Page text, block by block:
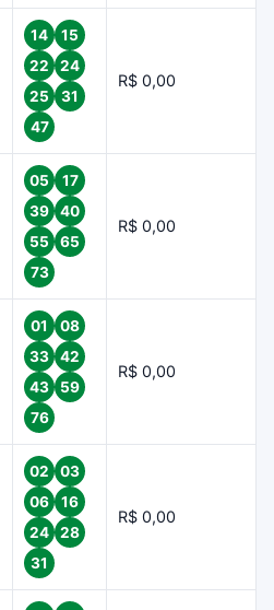
14
15
22
24
25
31
47
R$ 0,00
05
17
39
40
55
65
73
R$ 0,00
01
08
33
42
43
59
76
R$ 0,00
02
03
06
16
24
28
31
R$ 0,00